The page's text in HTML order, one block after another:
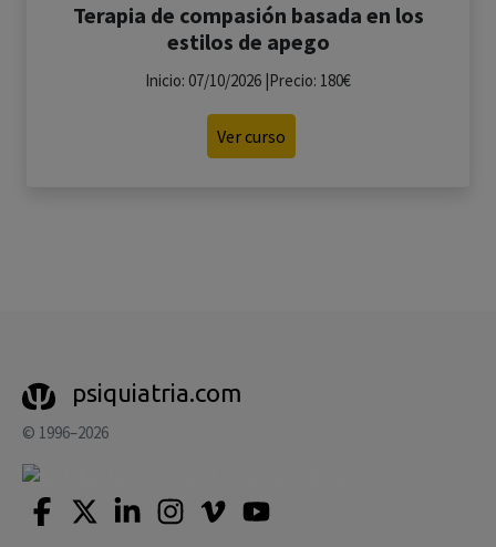
Terapia de compasión basada en los
estilos de apego
Inicio: 07/10/2026 |Precio: 180€
Ver curso
psiquiatria.com
© 1996–2026